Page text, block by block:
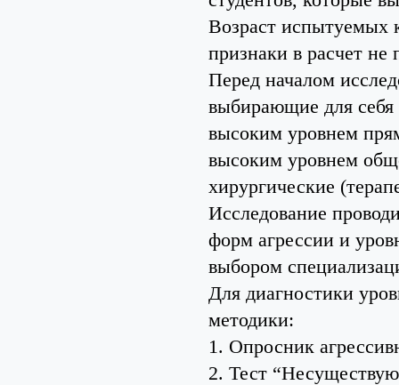
Возраст испытуемых
признаки в расчет не
Перед началом
выбирающие для себя
высоким уровнем
высоким уровнем
хирургические
Исследование
форм агрессии и
выбором
Для диагностики
методики:
1. Опросник
2. Тест